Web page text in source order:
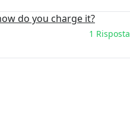
do you charge it?
1 Risposta